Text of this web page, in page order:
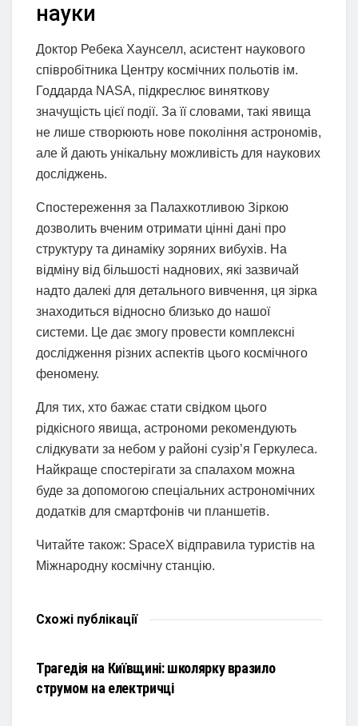
науки
Доктор Ребека Хаунселл, асистент наукового
співробітника Центру космічних польотів ім.
Годдарда NASA, підкреслює виняткову
значущість цієї події. За її словами, такі явища
не лише створюють нове покоління астрономів,
але й дають унікальну можливість для наукових
досліджень.
Спостереження за Палахкотливою Зіркою
дозволить вченим отримати цінні дані про
структуру та динаміку зоряних вибухів. На
відміну від більшості наднових, які зазвичай
надто далекі для детального вивчення, ця зірка
знаходиться відносно близько до нашої
системи. Це дає змогу провести комплексні
дослідження різних аспектів цього космічного
феномену.
Для тих, хто бажає стати свідком цього
рідкісного явища, астрономи рекомендують
слідкувати за небом у районі сузір’я Геркулеса.
Найкраще спостерігати за спалахом можна
буде за допомогою спеціальних астрономічних
додатків для смартфонів чи планшетів.
Читайте також: SpaceX відправила туристів на
Міжнародну космічну станцію.
Схожі публікації
Трагедія на Київщині: школярку вразило
струмом на електричці